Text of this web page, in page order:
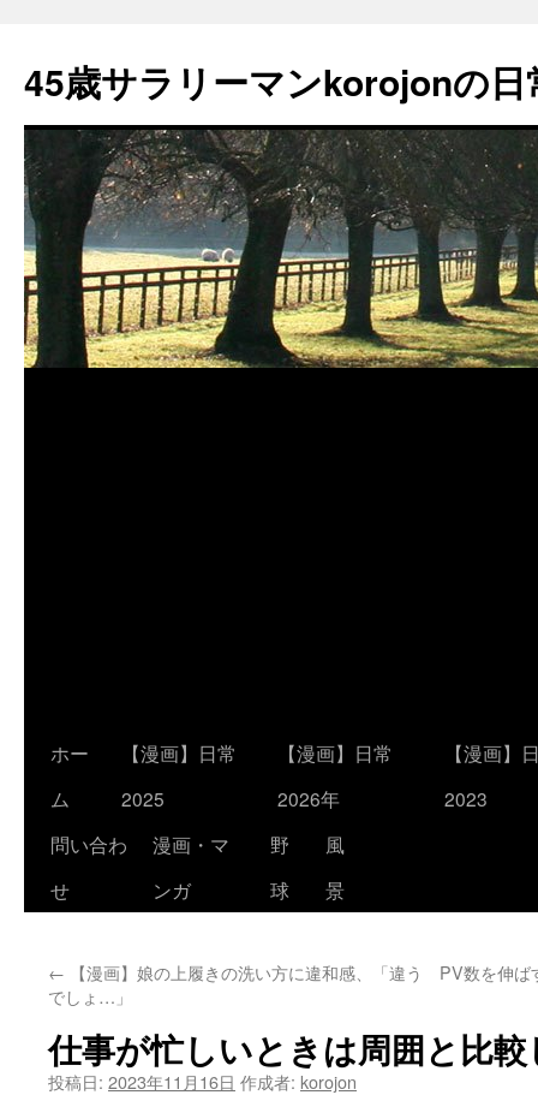
45歳サラリーマンkorojonの日
ン
へ
キ
ホー
ム
【漫画】日常
2025
【漫画】日常
2026年
【漫画
2023
問い合わ
せ
漫画・マ
ンガ
野
球
風
景
← 【漫画】娘の上履きの洗い方に違和感、「違う
でしょ…」
PV数を伸ば
仕事が忙しいときは周囲と比
投稿日: 2023年11月16日 作成者: korojon